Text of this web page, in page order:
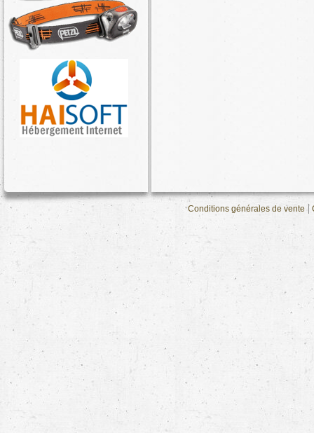
Conditions générales de vente